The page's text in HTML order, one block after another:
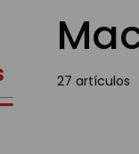
27 artículos